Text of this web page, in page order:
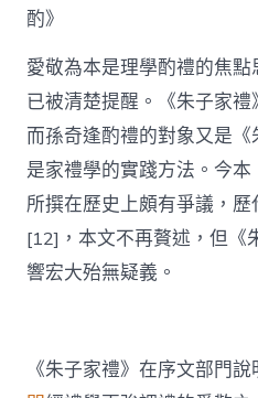
酌》
愛敬為本是理學酌禮的焦
已被清楚提醒。《朱子家禮
而孫奇逢酌禮的對象又是
是家禮學的實踐方法。今
所撰在歷史上頗有爭議，
[12]，本文不再贅述，但《
響宏大殆無疑義。
《朱子家禮》在序文部門